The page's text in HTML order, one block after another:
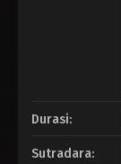
Durasi:
Sutradara: